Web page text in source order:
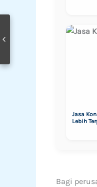
Jasa
Lebih
Bagi